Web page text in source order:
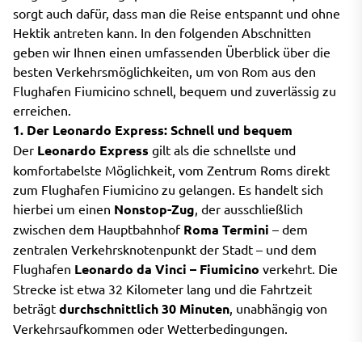
sorgt auch dafür, dass man die Reise entspannt und ohne
Hektik antreten kann. In den folgenden Abschnitten
geben wir Ihnen einen umfassenden Überblick über die
besten Verkehrsmöglichkeiten, um von Rom aus den
Flughafen Fiumicino schnell, bequem und zuverlässig zu
erreichen.
1. Der Leonardo Express: Schnell und bequem
Der Leonardo Express gilt als die schnellste und
komfortabelste Möglichkeit, vom Zentrum Roms direkt
zum Flughafen Fiumicino zu gelangen. Es handelt sich
hierbei um einen Nonstop-Zug, der ausschließlich
zwischen dem Hauptbahnhof Roma Termini – dem
zentralen Verkehrsknotenpunkt der Stadt – und dem
Flughafen Leonardo da Vinci – Fiumicino verkehrt. Die
Strecke ist etwa 32 Kilometer lang und die Fahrtzeit
beträgt durchschnittlich 30 Minuten, unabhängig von
Verkehrsaufkommen oder Wetterbedingungen.